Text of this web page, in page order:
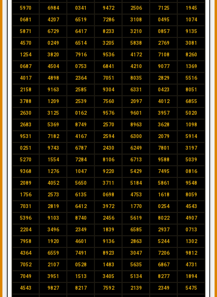
5970 6984 0341 9472 2506 7125 1945
0681 4207 6519 7286 3108 0495 1074
5871 6729 6417 8233 3210 0857 9135
4570 0249 6514 3205 5838 2769 3081
1254 3820 7916 9536 4172 7108 8260
0687 4504 0753 6841 4210 9077 1369
4017 4898 2364 7051 8035 2829 5516
2158 9163 2585 9304 6331 0423 8051
3788 1209 2539 7560 2097 4012 6855
2630 3125 0162 9576 9601 3957 5020
2683 5369 8749 2570 8963 3628 1098
9531 7182 4167 2594 6300 2079 5914
0251 9743 6787 2430 6249 7801 3197
5270 1554 7284 8106 6713 9588 5039
9368 1276 1047 9220 5429 7495 0816
2089 4052 5650 3711 5184 5861 9548
1756 2573 6135 0698 4753 1618 8059
7031 2819 6412 3972 1770 0254 4543
5396 9103 8740 2456 5619 8022 4907
2204 3496 2349 1839 6585 2937 0713
7958 1920 4601 9136 2863 5244 1302
4364 6559 7491 8923 3047 7206 9812
7052 2107 0528 1483 5635 6867 4731
7049 3951 1513 3405 5134 8277 1894
4543 9827 8217 7592 2139 2349 5475